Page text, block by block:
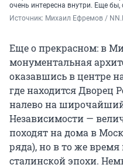
очень интересна внутри. Еще бы,
Источник: Михаил Ефремов /
Еще о прекрасном: в
монументальная
оказавшись в центре
где находится Дворец
налево на
Независимости —
походят на дома в
ряда), но в то же время
сталинской эпохи.